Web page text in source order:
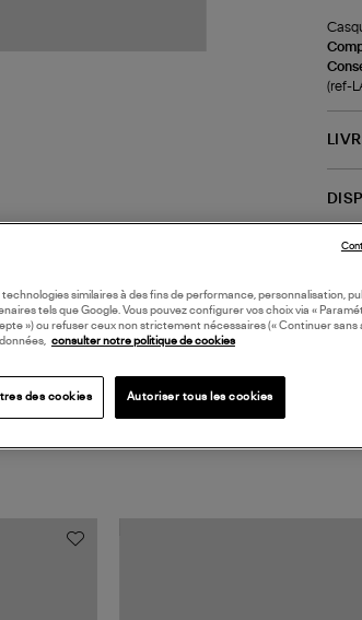
(ref-
similaires à des fins de performance, personnalisation,
tels que Google. Vous pouvez configurer vos choix via «
») ou refuser ceux non strictement nécessaires (« Continuer sans
consulter notre politique de cookies
des cookies Autoriser tous les cookies